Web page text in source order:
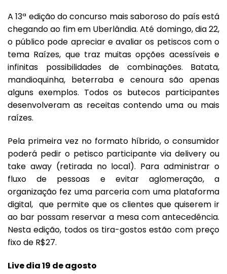
A 13ª edição do concurso mais saboroso do país está
chegando ao fim em Uberlândia. Até domingo, dia 22,
o público pode apreciar e avaliar os petiscos com o
tema Raízes, que traz muitas opções acessíveis e
infinitas possibilidades de combinações. Batata,
mandioquinha, beterraba e cenoura são apenas
alguns exemplos. Todos os butecos participantes
desenvolveram as receitas contendo uma ou mais
raízes.
Pela primeira vez no formato híbrido, o consumidor
poderá pedir o petisco participante via delivery ou
take away (retirada no local). Para administrar o
fluxo de pessoas e evitar aglomeração, a
organização fez uma parceria com uma plataforma
digital, que permite que os clientes que quiserem ir
ao bar possam reservar a mesa com antecedência.
Nesta edição, todos os tira-gostos estão com preço
fixo de R$27.
Live dia 19 de agosto